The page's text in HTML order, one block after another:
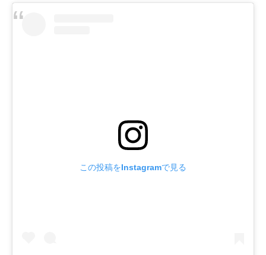
この投稿をInstagramで見る